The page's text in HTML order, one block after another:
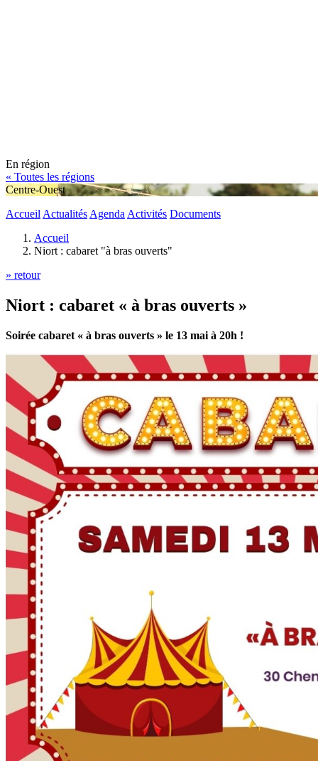
En région
« Toutes les régions
Centre-Ouest
Accueil Actualités Agenda Activités Documents
Accueil
Niort : cabaret "à bras ouverts"
» retour
Niort : cabaret « à bras ouverts »
Soirée cabaret « à bras ouverts » le 13 mai à 20h !